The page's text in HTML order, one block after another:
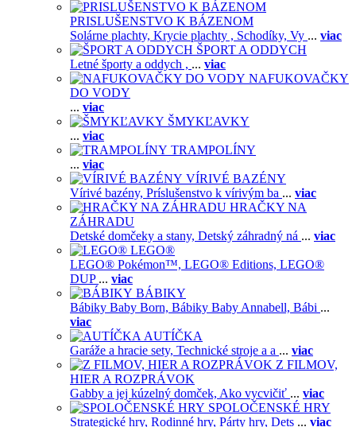
PRISLUŠENSTVO K BÁZENOM
Solárne plachty, Krycie plachty , Schodíky, Vy ... viac
ŠPORT A ODDYCH
Letné športy a oddych , ... viac
NAFUKOVAČKY
DO VODY
... viac
ŠMYKĽAVKY
... viac
TRAMPOLÍNY
... viac
VÍRIVÉ BAZÉNY
Vírivé bazény, Príslušenstvo k vírivým ba ... viac
HRAČKY NA
ZÁHRADU
Detské domčeky a stany, Detský záhradný ná ... viac
LEGO®
LEGO® Pokémon™, LEGO® Editions, LEGO®
DUP ... viac
BÁBIKY
Bábiky Baby Born, Bábiky Baby Annabell, Bábi ...
viac
AUTÍČKA
Garáže a hracie sety, Technické stroje a a ... viac
Z FILMOV,
HIER A ROZPRÁVOK
Gabby a jej kúzelný domček, Ako vycvičiť ... viac
SPOLOČENSKÉ HRY
Strategické hry, Rodinné hry, Párty hry, Dets ... viac